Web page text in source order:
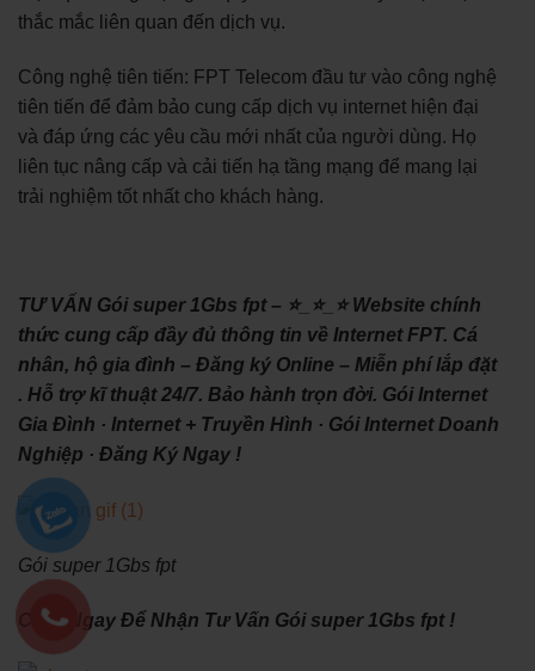
thắc mắc liên quan đến dịch vụ.
Công nghệ tiên tiến: FPT Telecom đầu tư vào công nghệ
tiên tiến để đảm bảo cung cấp dịch vụ internet hiện đại
và đáp ứng các yêu cầu mới nhất của người dùng. Họ
liên tục nâng cấp và cải tiến hạ tầng mạng để mang lại
trải nghiệm tốt nhất cho khách hàng.
TƯ VẤN Gói super 1Gbs fpt – ⭐_⭐_⭐ Website chính
thức cung cấp đầy đủ thông tin về Internet FPT. Cá
nhân, hộ gia đình – Đăng ký Online – Miễn phí lắp đặt
. Hỗ trợ kĩ thuật 24/7. Bảo hành trọn đời. ‎Gói Internet
Gia Đình · ‎Internet + Truyền Hình · ‎Gói Internet Doanh
Nghiệp · ‎Đăng Ký Ngay !
Gói super 1Gbs fpt
Click Ngay Để Nhận Tư Vấn Gói super 1Gbs fpt !